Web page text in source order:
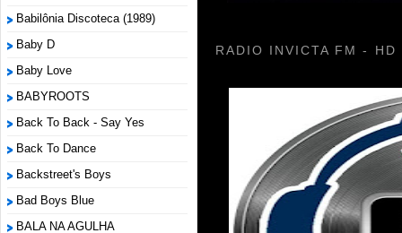
Babilônia Discoteca (1989)
Baby D
Baby Love
BABYROOTS
Back To Back - Say Yes
Back To Dance
Backstreet's Boys
Bad Boys Blue
BALA NA AGULHA
RADIO INVICTA FM - HD